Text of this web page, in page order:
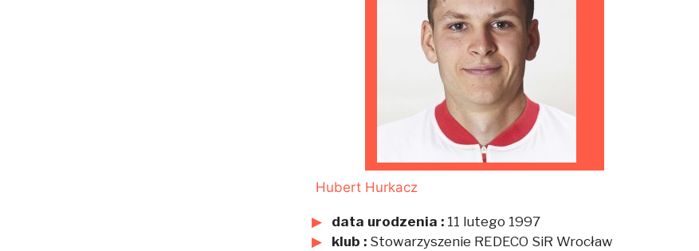
Hubert Hurkacz
data urodzenia : 11 lutego 1997
klub : Stowarzyszenie REDECO SiR Wrocław